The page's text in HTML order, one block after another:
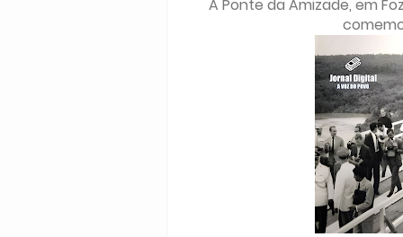
A Ponte da Amizade, em